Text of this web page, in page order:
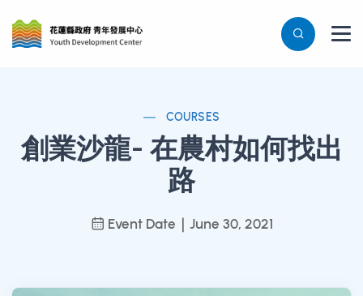
COURSES
創業沙龍- 在農村如何找出
路
Event Date｜June 30, 2021